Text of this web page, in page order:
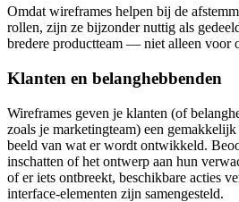
Omdat wireframes helpen bij de
rollen, zijn ze bijzonder nuttig als
bredere productteam — niet alleen voor
Klanten en belanghebbenden
Wireframes geven je klanten (of
zoals je marketingteam) een
beeld van wat er wordt ontwikkeld.
inschatten of het ontwerp aan hun
of er iets ontbreekt, beschikbare acties
interface-elementen zijn samengesteld.